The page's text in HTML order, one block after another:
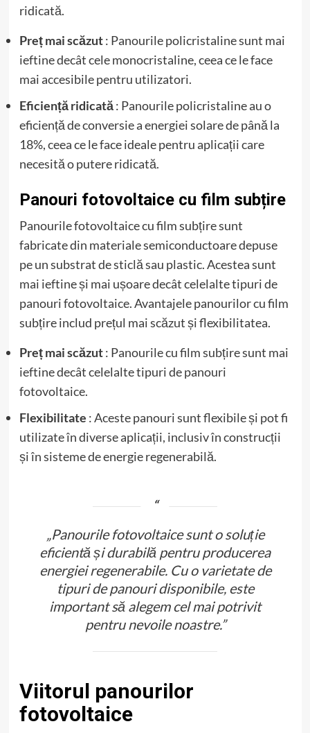
ridicată.
Preț mai scăzut: Panourile policristaline sunt mai
ieftine decât cele monocristaline, ceea ce le face
mai accesibile pentru utilizatori.
Eficiență ridicată: Panourile policristaline au o
eficiență de conversie a energiei solare de până la
18%, ceea ce le face ideale pentru aplicații care
necesită o putere ridicată.
Panouri fotovoltaice cu film subțire
Panourile fotovoltaice cu film subțire sunt
fabricate din materiale semiconductoare depuse
pe un substrat de sticlă sau plastic. Acestea sunt
mai ieftine și mai ușoare decât celelalte tipuri de
panouri fotovoltaice. Avantajele panourilor cu film
subțire includ prețul mai scăzut și flexibilitatea.
Preț mai scăzut: Panourile cu film subțire sunt mai
ieftine decât celelalte tipuri de panouri
fotovoltaice.
Flexibilitate : Aceste panouri sunt flexibile și pot fi
utilizate în diverse aplicații, inclusiv în construcții
și în sisteme de energie regenerabilă.
„Panourile fotovoltaice sunt o soluție
eficientă și durabilă pentru producerea
energiei regenerabile. Cu o varietate de
tipuri de panouri disponibile, este
important să alegem cel mai potrivit
pentru nevoile noastre.”
Viitorul panourilor
fotovoltaice